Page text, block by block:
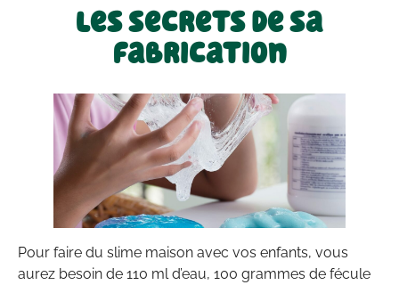
Les secrets de sa
fabrication
Pour faire du slime maison avec vos enfants, vous
aurez besoin de 110 ml d’eau, 100 grammes de fécule